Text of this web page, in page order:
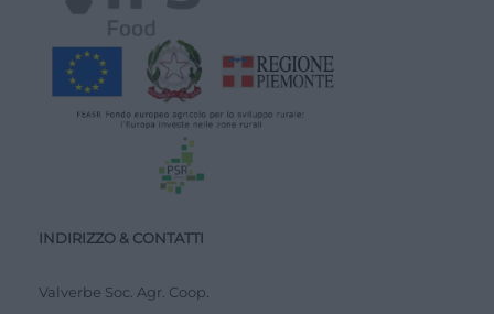
INDIRIZZO & CONTATTI
Valverbe Soc. Agr. Coop.